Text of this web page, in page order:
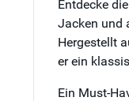
Entdecke
Jacken und
Hergestellt
er ein
Ein Must-